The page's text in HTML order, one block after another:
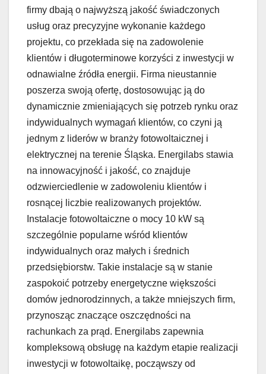
firmy dbają o najwyższą jakość świadczonych
usług oraz precyzyjne wykonanie każdego
projektu, co przekłada się na zadowolenie
klientów i długoterminowe korzyści z inwestycji w
odnawialne źródła energii. Firma nieustannie
poszerza swoją ofertę, dostosowując ją do
dynamicznie zmieniających się potrzeb rynku oraz
indywidualnych wymagań klientów, co czyni ją
jednym z liderów w branży fotowoltaicznej i
elektrycznej na terenie Śląska. Energilabs stawia
na innowacyjność i jakość, co znajduje
odzwierciedlenie w zadowoleniu klientów i
rosnącej liczbie realizowanych projektów.
Instalacje fotowoltaiczne o mocy 10 kW są
szczególnie popularne wśród klientów
indywidualnych oraz małych i średnich
przedsiębiorstw. Takie instalacje są w stanie
zaspokoić potrzeby energetyczne większości
domów jednorodzinnych, a także mniejszych firm,
przynosząc znaczące oszczędności na
rachunkach za prąd. Energilabs zapewnia
kompleksową obsługę na każdym etapie realizacji
inwestycji w fotowoltaikę, począwszy od